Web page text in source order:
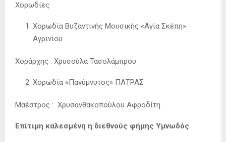
Χορωδίες
Χορωδία Βυζαντινής Μουσικής «Αγία Σκέπη»
Αγρινίου
Χοράρχης : Χρυσούλα Τασολάμπρου
Χορωδία «Πανύμνυτος» ΠΑΤΡΑΣ
Μαέστρος : Χρυσανθακοπούλου Αφροδίτη
Επίτιμη καλεσμένη η διεθνούς φήμης Υμνωδός